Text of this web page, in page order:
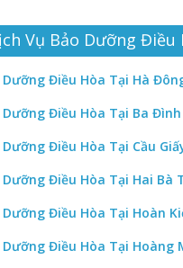
Vụ Bảo Dưỡng Điều
Dưỡng Điều Hòa Tại Hà
Dưỡng Điều Hòa Tại Ba Đình
Dưỡng Điều Hòa Tại Cầu
Dưỡng Điều Hòa Tại Hai Bà
Dưỡng Điều Hòa Tại Hoàn
Dưỡng Điều Hòa Tại Hoàng